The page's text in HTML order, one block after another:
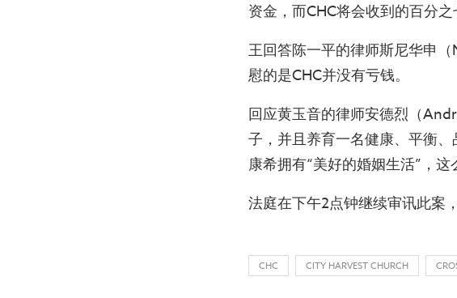
资金，而CHC将会收到的百分之
王回答陈一平的律师斯尼华申
慰的是CHC并没有亏钱。
回应黄玉音的律师安德烈（
子，并且养育一名健康、平衡
康希拥有“美好的婚姻生活”，这
法庭在下午2点钟继续审讯此案
CHC CITY HARVEST CHURCH